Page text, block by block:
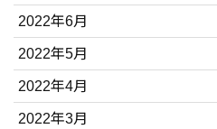
2022年6月
2022年5月
2022年4月
2022年3月